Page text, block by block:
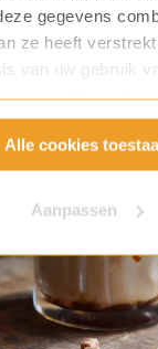
gegevens
ze heeft
van uw gebruik
cookies als u
Alle cookies
Aanpassen